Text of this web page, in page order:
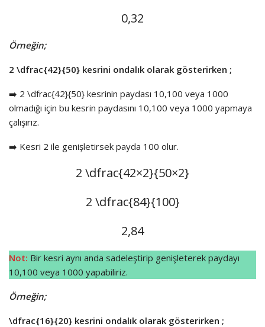
0,32
Örneğin;
2 \dfrac{42}{50} kesrini ondalık olarak gösterirken ;
➡️ 2 \dfrac{42}{50} kesrinin paydası 10,100 veya 1000
olmadığı için bu kesrin paydasını 10,100 veya 1000 yapmaya
çalışırız.
➡️ Kesri 2 ile genişletirsek payda 100 olur.
2 \dfrac{42×2}{50×2}
2 \dfrac{84}{100}
2,84
Not: Bir kesri aynı anda sadeleştirip genişleterek paydayı
10,100 veya 1000 yapabiliriz.
Örneğin;
\dfrac{16}{20} kesrini ondalık olarak gösterirken ;